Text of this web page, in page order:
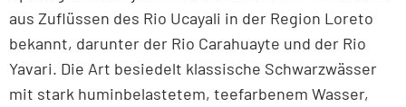
aus Zuflüssen des Rio Ucayali in der Region Loreto
bekannt, darunter der Rio Carahuayte und der Rio
Yavari. Die Art besiedelt klassische Schwarzwässer
mit stark huminbelastetem, teefarbenem Wasser,